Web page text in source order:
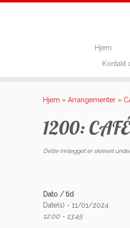
Hjem
Kontakt
Hjem » Arrangementer »
1200:
Dette innlegget er skrevet
Dato / tid
Date(s) - 11/01/2024
12:00 - 13:45